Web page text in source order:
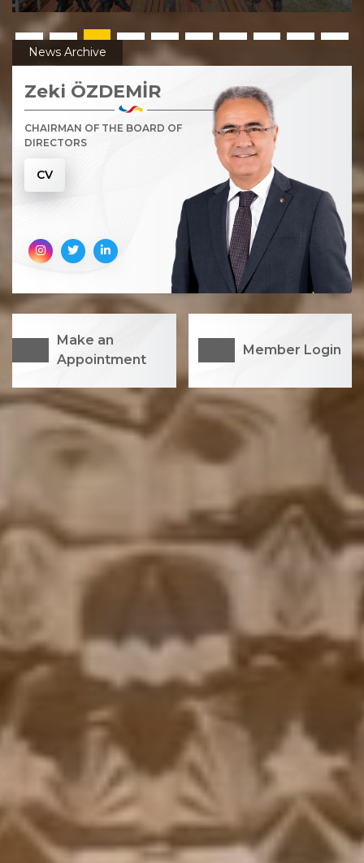
News Archive
Zeki ÖZDEMİR
CHAIRMAN OF THE BOARD OF
DIRECTORS
CV
Make an
Appointment
Member Login